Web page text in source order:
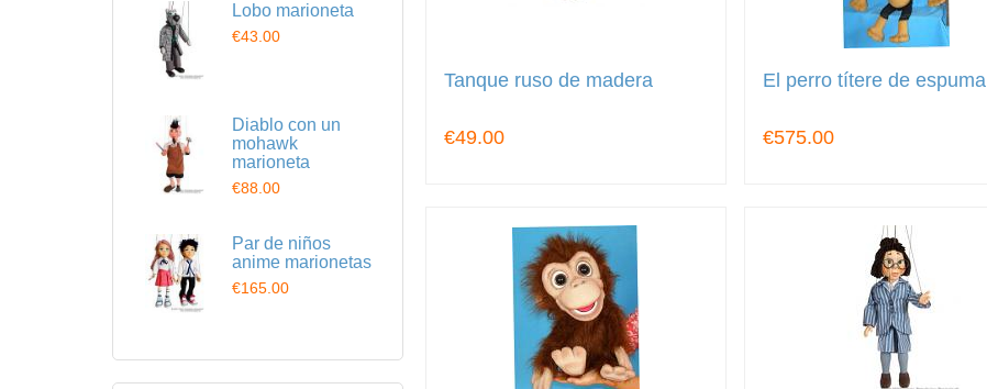
Tanque ruso de madera
€49.00
El perro títere de espuma
€575.00
Lobo marioneta
€43.00
Diablo con un
mohawk
marioneta
€88.00
Par de niños
anime marionetas
€165.00